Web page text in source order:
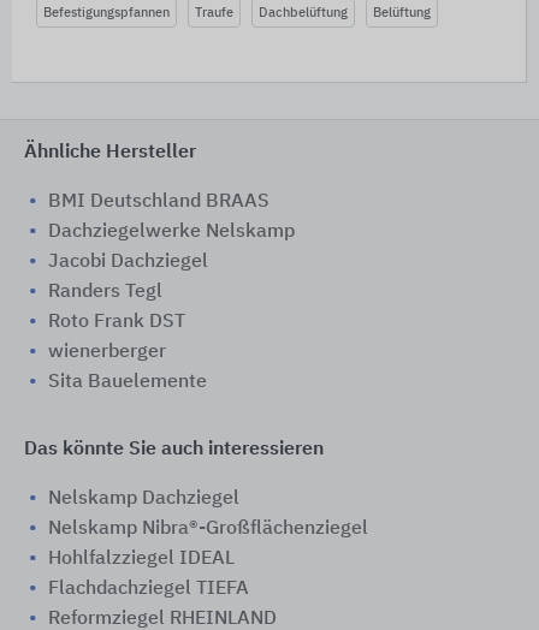
Befestigungspfannen Traufe Dachbelüftung Belüftung
Ähnliche Hersteller
BMI Deutschland BRAAS
Dachziegelwerke Nelskamp
Jacobi Dachziegel
Randers Tegl
Roto Frank DST
wienerberger
Sita Bauelemente
Das könnte Sie auch interessieren
Nelskamp Dachziegel
Nelskamp Nibra®-Großflächenziegel
Hohlfalzziegel IDEAL
Flachdachziegel TIEFA
Reformziegel RHEINLAND